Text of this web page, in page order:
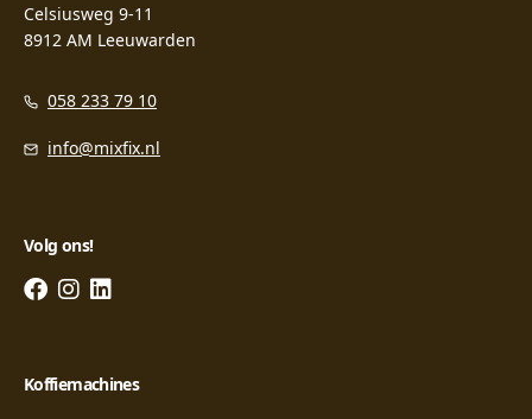
Celsiusweg 9-11
8912 AM Leeuwarden
058 233 79 10
info@mixfix.nl
Volg ons!
Koffiemachines